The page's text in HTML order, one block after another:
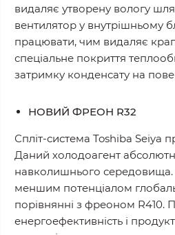
видаляє утворену вологу
вентилятор у внутрішньому
працювати, чим видаляє
спеціальне покриття
затримку конденсату на
НОВИЙ ФРЕОН R32
Спліт-система Toshiba Seiya
Даний холодоагент
навколишнього середовища.
меншим потенціалом
порівнянні з фреоном R410.
енергоефективність і